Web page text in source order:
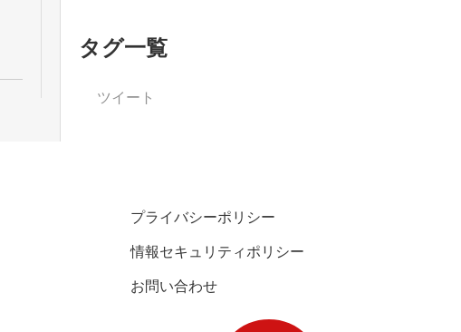
タグ一覧
ツイート
プライバシーポリシー
情報セキュリティポリシー
お問い合わせ